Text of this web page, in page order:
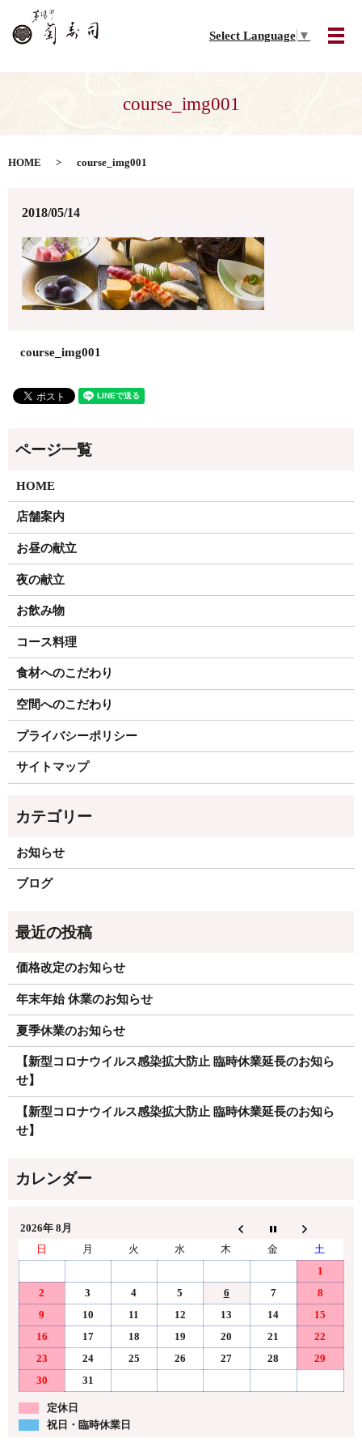
Select Language ▼
メ
course_img001
HOME course_img001
2018/05/14
course_img001
HOME
店舗案内
お昼の献立
夜の献立
お飲み物
コース料理
食材へのこだわり
空間へのこだわり
プライバシーポリシー
サイトマップ
お知らせ
ブログ
価格改定のお知らせ
年末年始 休業のお知らせ
夏季休業のお知らせ
【新型コロナウイルス感染拡大防止 臨時休業延長のお知ら
せ】
【新型コロナウイルス感染拡大防止 臨時休業延長のお知ら
せ】
2026年 8月
日
月 火 水 木 金
土
1
2
3 4 5 6 7
8
9
10 11 12 13 14
15
16
17 18 19 20 21
22
23
24 25 26 27 28
29
30
31
定休日
祝日・臨時休業日